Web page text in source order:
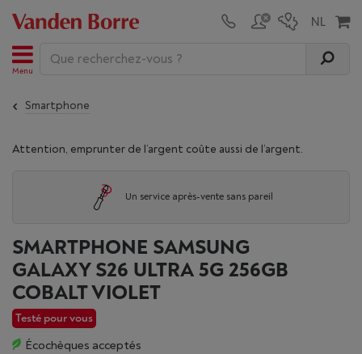
Menu
Smartphone
Attention, emprunter de l’argent coûte aussi de l’argent.
Un service après-vente sans pareil
SMARTPHONE SAMSUNG
GALAXY S26 ULTRA 5G 256GB
COBALT VIOLET
Testé pour vous
Écochèques acceptés